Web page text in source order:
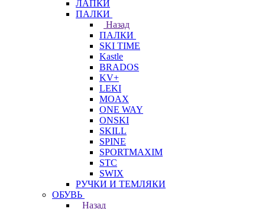
ЛАПКИ
ПАЛКИ
Назад
ПАЛКИ
SKI TIME
Kastle
BRADOS
KV+
LEKI
MOAX
ONE WAY
ONSKI
SKILL
SPINE
SPORTMAXIM
STC
SWIX
РУЧКИ И ТЕМЛЯКИ
ОБУВЬ
Назад